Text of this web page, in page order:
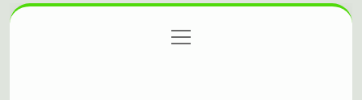
Gizlilik Politikası
menüyü
aç